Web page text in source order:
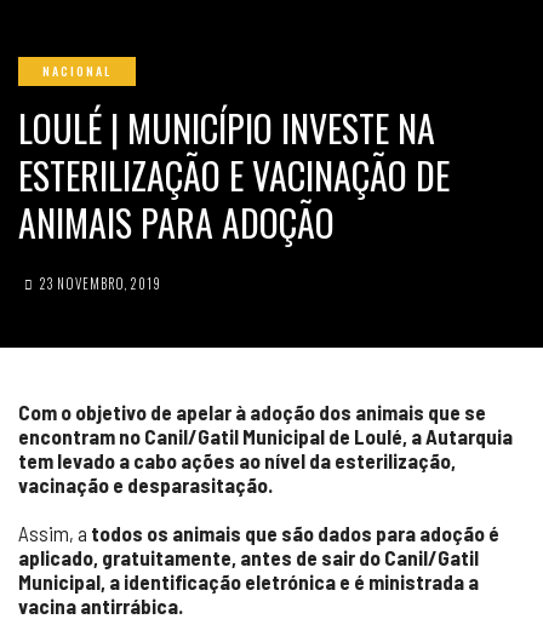
NACIONAL
LOULÉ | MUNICÍPIO INVESTE NA
ESTERILIZAÇÃO E VACINAÇÃO DE
ANIMAIS PARA ADOÇÃO
23 NOVEMBRO, 2019
Com o objetivo de apelar à adoção dos animais que se
encontram no Canil/Gatil Municipal de Loulé, a Autarquia
tem levado a cabo ações ao nível da esterilização,
vacinação e desparasitação.
Assim, a todos os animais que são dados para adoção é
aplicado, gratuitamente, antes de sair do Canil/Gatil
Municipal, a identificação eletrónica e é ministrada a
vacina antirrábica.